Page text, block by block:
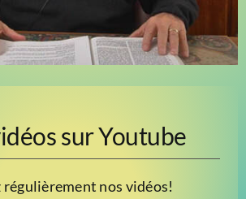
sur Youtube
nos vidéos!